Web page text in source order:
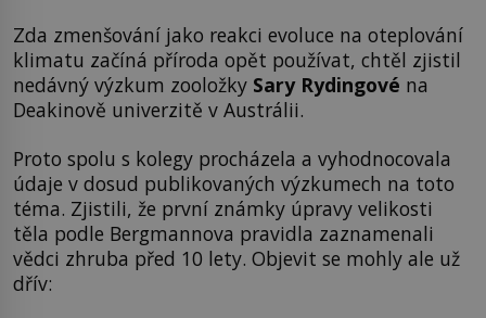
Zda zmenšování jako reakci evoluce na oteplování
klimatu začíná příroda opět používat, chtěl zjistil
nedávný výzkum zooložky Sary Rydingové na
Deakinově univerzitě v Austrálii.
Proto spolu s kolegy procházela a vyhodnocovala
údaje v dosud publikovaných výzkumech na toto
téma. Zjistili, že první známky úpravy velikosti
těla podle Bergmannova pravidla zaznamenali
vědci zhruba před 10 lety. Objevit se mohly ale už
dřív: